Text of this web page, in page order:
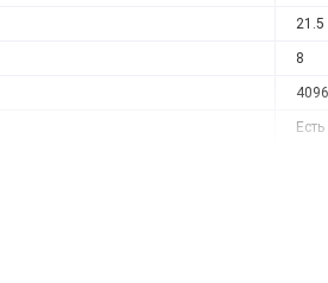
21.5
8
Есть